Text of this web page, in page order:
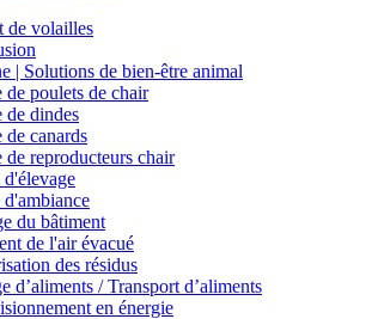
de volailles
| Solutions de bien-être animal
de poulets de chair
de dindes
de canards
de reproducteurs chair
du bâtiment
de l'air évacué
des résidus
d’aliments / Transport d’aliments
en énergie